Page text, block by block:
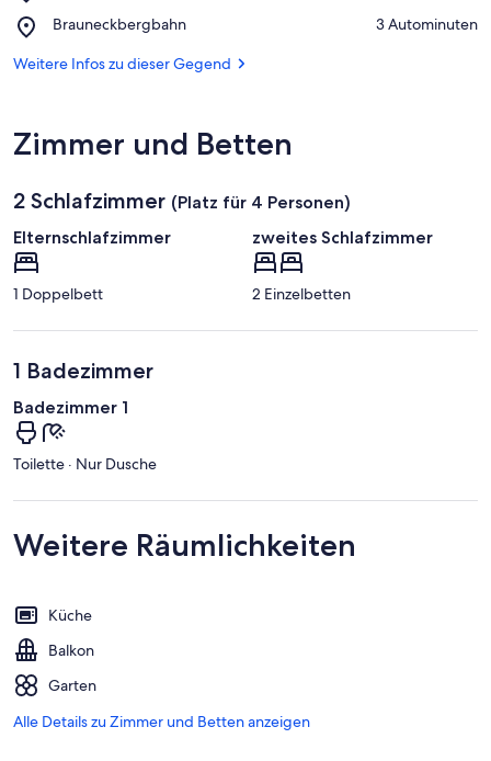
Wegscheidl
Brauneckbergbahn
Place,
‪3 Autominuten‬
Weitere Infos zu dieser Gegend
Zimmer und Betten
2 Schlafzimmer (Platz für 4 Personen)
Elternschlafzimmer
1 Doppelbett
zweites Schlafzimmer
2 Einzelbetten
1 Badezimmer
Badezimmer 1
Toilette · Nur Dusche
Weitere Räumlichkeiten
Küche
Balkon
Garten
Alle Details zu Zimmer und Betten anzeigen